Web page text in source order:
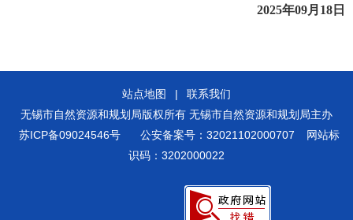
2025年09月18日
站点地图 |
联系我们
无锡市自然资源和规划局版权所有 无锡市自然资源和规划局主办
苏ICP备09024546号
公安备案号：32021102000707
网站标
识码：3202000022